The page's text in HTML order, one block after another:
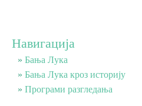
Планински туризам
Бањски туризам
Навигација
Бања Лука
Бања Лука кроз историју
Програми разгледања